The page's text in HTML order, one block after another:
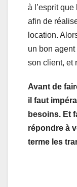
à l’esprit
afin de
location.
un bon
son client, et
Avant de
il faut
besoins. Et
répondre à
terme les